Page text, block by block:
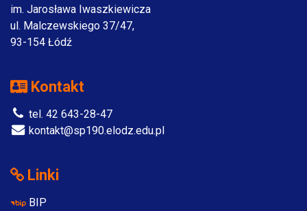
im. Jarosława Iwaszkiewicza
ul. Malczewskiego 37/47,
93-154 Łódź
Kontakt
tel. 42 643-28-47
kontakt@sp190.elodz.edu.pl
Linki
BIP